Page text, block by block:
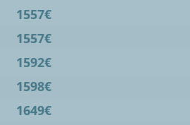
1557€
1557€
1592€
1598€
1649€